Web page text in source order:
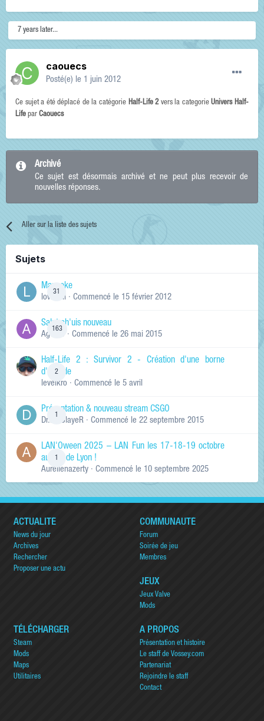
7 years later...
caouecs
Posté(e) le 1 juin 2012
Ce sujet a été déplacé de la catégorie Half-Life 2vers la categorieUnivers Half-
Life par Caouecs
Archivé
Ce sujet est désormais archivé et ne peut plus recevoir de
nouvelles réponses.
Aller sur la liste des sujets
Sujets
31
Manneke
lowskill · Commencé le 15 février 2012
163
Salut ch'uis nouveau
Ag0Nie · Commencé le 26 mai 2015
2
Half-Life 2 : Survivor 2 - Création d'une borne
d'arcade
levelkro · Commencé le 5 avril
Présentation & nouveau stream CSGO
Dr.KinSlayeR · Commencé le 22 septembre 2015
LAN'Oween 2025 – LAN Fun les 17-18-19 octobre
au sud de Lyon !
Aurelienazerty · Commencé le 10 septembre 2025
ACTUALITÉ
News du jour
Archives
Rechercher
Proposer une actu
COMMUNAUTÉ
Forum
Soirée de jeu
Membres
JEUX
Jeux Valve
Mods
TÉLÉCHARGER
Steam
Mods
Maps
Utilitaires
A PROPOS
Présentation et histoire
Le staff de Vossey.com
Partenariat
Rejoindre le staff
Contact